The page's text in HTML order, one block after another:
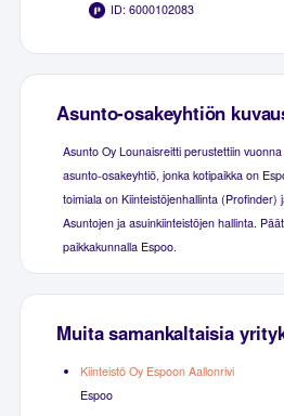
ID: 6000102083
Asunto-osakeyhtiön
Asunto Oy Lounaisreitti perustettiin
asunto-osakeyhtiö, jonka kotipaikka on
toimiala on Kiinteistöjenhallinta (Profinder)
Asuntojen ja asuinkiinteistöjen hallinta.
paikkakunnalla Espoo.
Muita samankaltaisia
Kiinteistö Oy Espoon Aallonrivi
Espoo